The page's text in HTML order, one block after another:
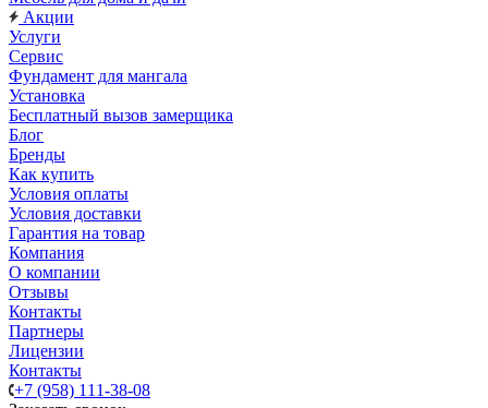
Акции
Услуги
Сервис
Фундамент для мангала
Установка
Бесплатный вызов замерщика
Блог
Бренды
Как купить
Условия оплаты
Условия доставки
Гарантия на товар
Компания
О компании
Отзывы
Контакты
Партнеры
Лицензии
Контакты
+7 (958) 111-38-08